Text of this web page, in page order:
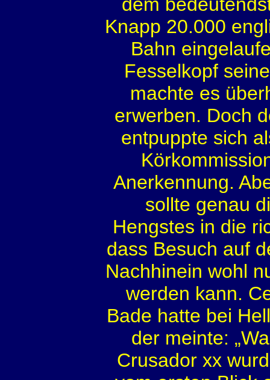
Knapp 20.000
Bahn
Fesselkopf
machte es
erwerben. Doch
entpuppte sich
Anerkennung.
sollte genau
Hengstes in die
dass Besuch auf
Nachhinein wohl
werden kann.
Bade hatte bei
der meinte:
Crusador xx